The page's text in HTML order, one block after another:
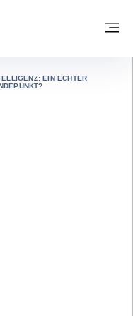
- WEBSEITE DER
EIN ECHTER